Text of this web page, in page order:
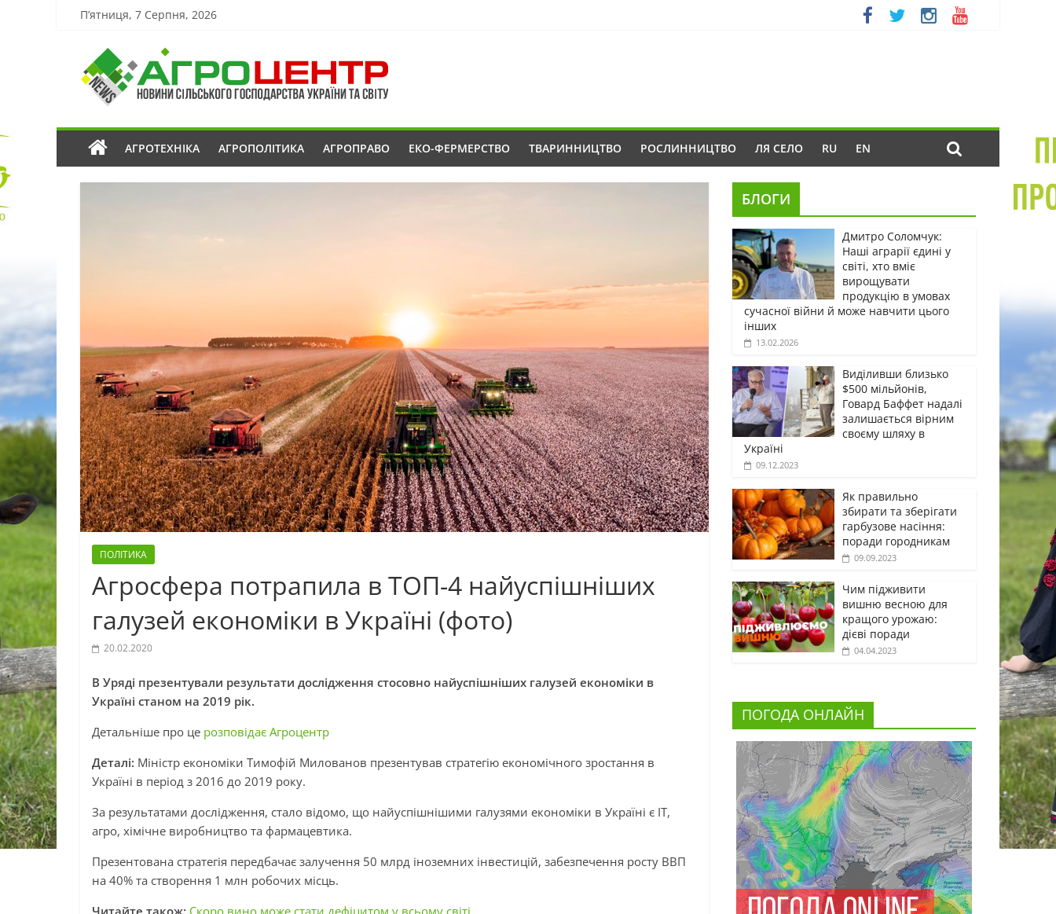
П’ятниця, 7 Серпня, 2026
АГРОТЕХНІКА АГРОПОЛІТИКА АГРОПРАВО ЕКО-ФЕРМЕРСТВО ТВАРИННИЦТВО РОСЛИННИЦТВО ЛЯ СЕЛО RU EN
ПОЛІТИКА
Агросфера потрапила в ТОП-4 найуспішніших
галузей економіки в Україні (фото)
20.02.2020
В Уряді презентували результати дослідження стосовно найуспішніших галузей економіки в
Україні станом на 2019 рік.
Детальніше про це розповідає Агроцентр
Деталі: Міністр економіки Тимофій Милованов презентував стратегію економічного зростання в
Україні в період з 2016 до 2019 року.
За результатами дослідження, стало відомо, що найуспішнішими галузями економіки в Україні є IT,
агро, хімічне виробництво та фармацевтика.
Презентована стратегія передбачає залучення 50 млрд іноземних інвестицій, забезпечення росту ВВП
на 40% та створення 1 млн робочих місць.
Читайте також: Скоро вино може стати дефіцитом у всьому світі
БЛОГИ
Дмитро Соломчук:
Наші аграрії єдині у
світі, хто вміє
вирощувати
продукцію в умовах
сучасної війни й може навчити цього
інших
13.02.2026
Виділивши близько
$500 мільйонів,
Говард Баффет надалі
залишається вірним
своєму шляху в
Україні
09.12.2023
Як правильно
збирати та зберігати
гарбузове насіння:
поради городникам
09.09.2023
Чим підживити
вишню весною для
кращого урожаю:
дієві поради
04.04.2023
ПОГОДА ОНЛАЙН